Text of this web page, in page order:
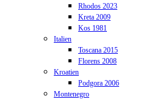
Rhodos 2023
Kreta 2009
Kos 1981
Italien
Toscana 2015
Florens 2008
Kroatien
Podgora 2006
Montenegro